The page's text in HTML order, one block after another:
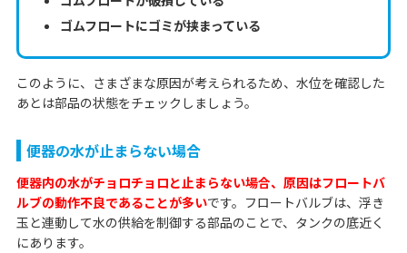
ゴムフロートにゴミが挟まっている
このように、さまざまな原因が考えられるため、水位を確認した
あとは部品の状態をチェックしましょう。
便器の水が止まらない場合
便器内の水がチョロチョロと止まらない場合、原因はフロートバ
ルブの動作不良であることが多いです。フロートバルブは、浮き
玉と連動して水の供給を制御する部品のことで、タンクの底近く
にあります。